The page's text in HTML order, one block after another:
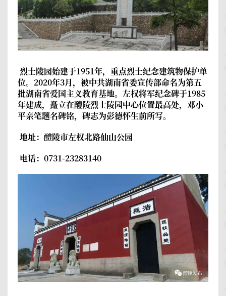
烈士陵园始建于1951年，重点烈士纪念建筑物保护单
位。2020年3月，被中共湖南省委宣传部命名为第五
批湖南省爱国主义教育基地。左权将军纪念碑于1985
年建成，矗立在醴陵烈士陵园中心位置最高处，邓小
平亲笔题名碑铭，碑志为彭德怀生前所写。
地址：醴陵市左权北路仙山公园
电话：0731-23283140